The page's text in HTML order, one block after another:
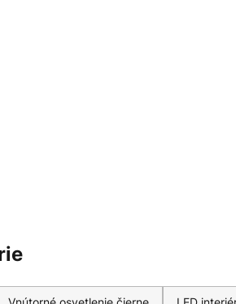
podľa potreby a prispôsobiť
dosiahnuť optimálnu atmosféru v